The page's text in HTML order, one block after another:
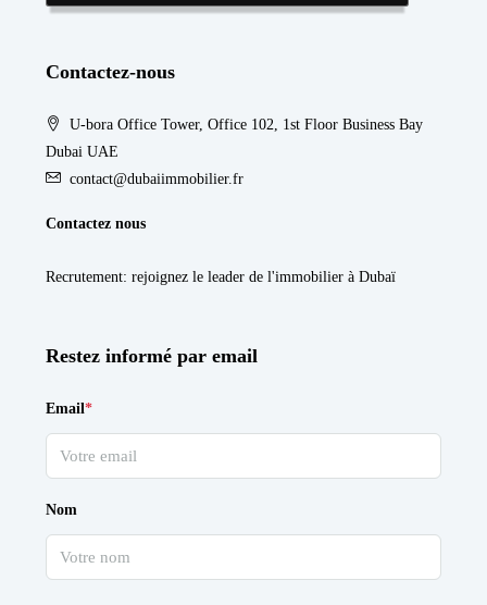
Contactez-nous
U-bora Office Tower, Office 102, 1st Floor Business Bay
Dubai UAE
contact@dubaiimmobilier.fr
Contactez nous
Recrutement: rejoignez le leader de l'immobilier à Dubaï
Restez informé par email
Email*
Nom